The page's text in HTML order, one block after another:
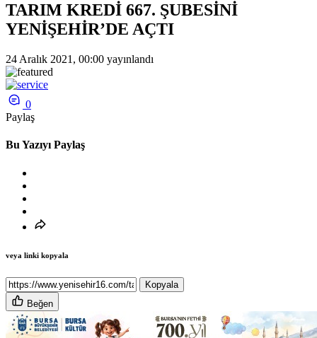
TARIM KREDİ 667. ŞUBESİNİ
YENİŞEHİR’DE AÇTI
24 Aralık 2021, 00:00 yayınlandı
0
Paylaş
Bu Yazıyı Paylaş
veya linki kopyala
Kopyala
Beğen